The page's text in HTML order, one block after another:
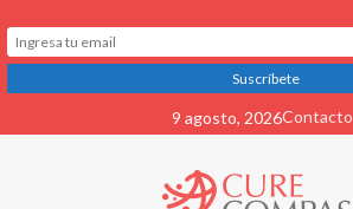
al
9 agosto, 2026Contacto